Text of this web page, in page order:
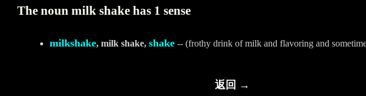
The noun milk shake has 1 sense
milkshake, milk shake, shake-- (frothy drink of milk and flavoring and
返回 →